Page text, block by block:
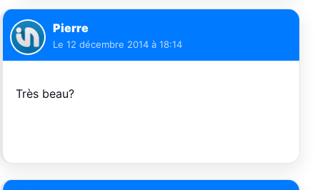
Pierre
Le 12 décembre 2014 à 18:14
Très beau?